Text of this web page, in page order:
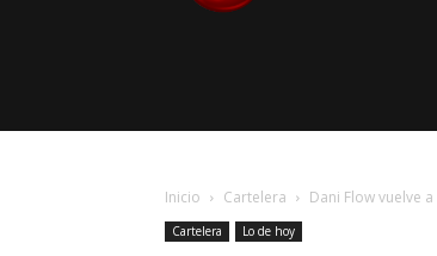
Inicio Cartelera Dani Flow vuelve
Cartelera Lo de hoy